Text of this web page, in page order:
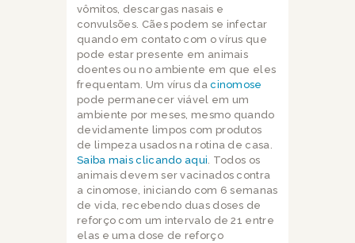
vômitos, descargas nasais e
convulsões. Cães podem se infectar
quando em contato com o vírus que
pode estar presente em animais
doentes ou no ambiente em que eles
frequentam. Um vírus dacinomose
pode permanecer viável em um
ambiente por meses, mesmo quando
devidamente limpos com produtos
de limpeza usados na rotina de casa.
Saiba mais clicando aqui. Todos os
animais devem ser vacinados contra
a cinomose, iniciando com 6 semanas
de vida, recebendo duas doses de
reforço com um intervalo de 21 entre
elas e uma dose de reforço